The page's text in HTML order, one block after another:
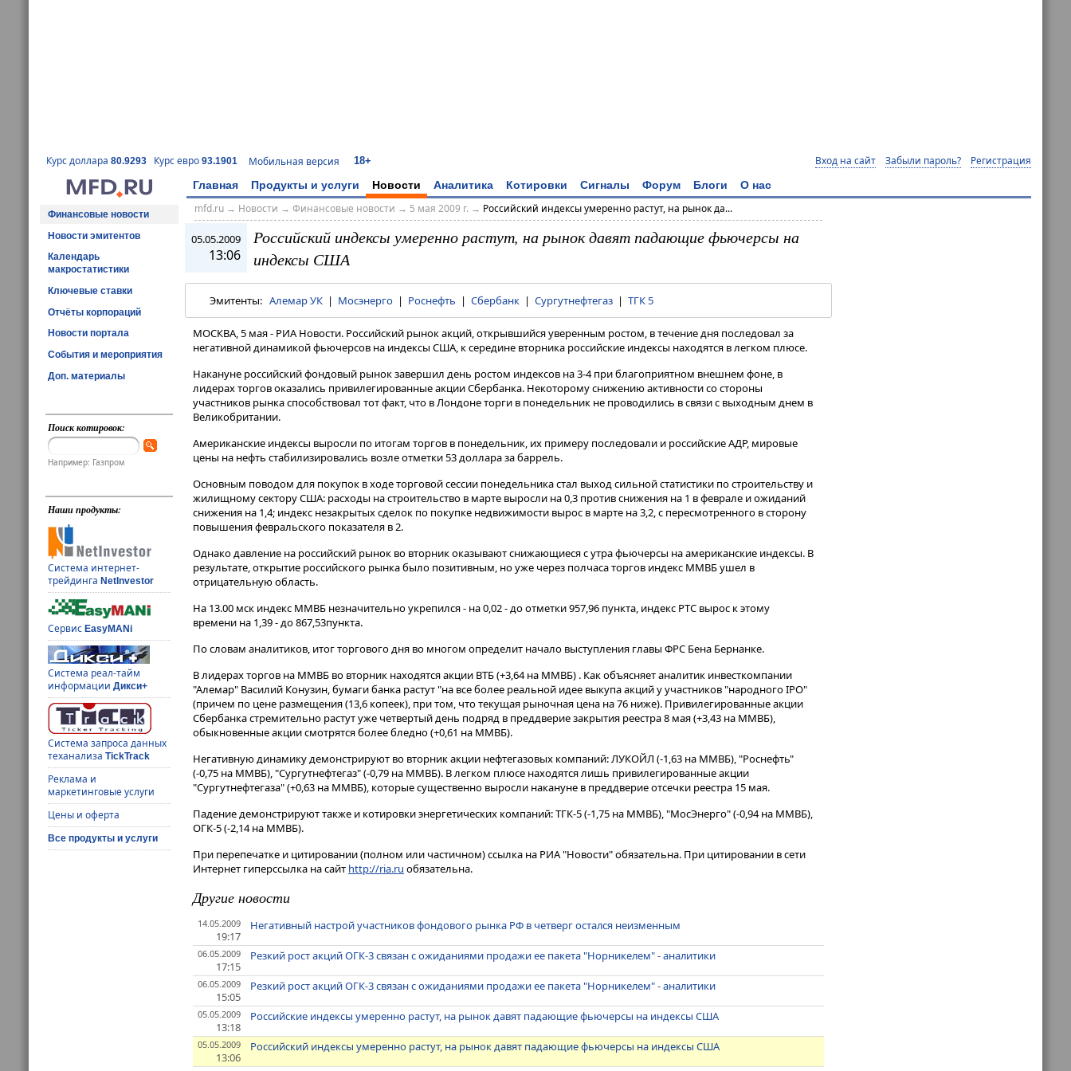
Курс доллара 80.9293 Курс евро 93.1901 Мобильная версия 18+ Вход на сайт Забыли пароль? Регистрация
Главная Продукты и услуги Новости Аналитика Котировки Сигналы Форум Блоги О нас
Финансовые новости
Новости эмитентов
Календарь
макростатистики
Ключевые ставки
Отчёты корпораций
Новости портала
События и мероприятия
Доп. материалы
Поиск котировок:
Например: Газпром
Наши продукты:
Система интернет-
трейдингаNetInvestor
СервисEasyMANi
Система реал-тайм
информацииДикси+
Система запроса данных
теханализаTickTrack
Реклама и
маркетинговые услуги
Цены и оферта
Все продукты и услуги
mfd.ru→ Новости → Финансовые новости → 5 мая 2009 г. → Российский индексы умеренно растут, на рынок да...
05.05.2009
13:06
Российский индексы умеренно растут, на рынок давят падающие фьючерсы на
индексы США
Эмитенты: Алемар УК | Мосэнерго | Роснефть | Сбербанк | Сургутнефтегаз | ТГК 5
МОСКВА, 5 мая - РИА Новости. Российский рынок акций, открывшийся уверенным ростом, в течение дня последовал за
негативной динамикой фьючерсов на индексы США, к середине вторника российские индексы находятся в легком плюсе.
Накануне российский фондовый рынок завершил день ростом индексов на 3-4 при благоприятном внешнем фоне, в
лидерах торгов оказались привилегированные акции Сбербанка. Некоторому снижению активности со стороны
участников рынка способствовал тот факт, что в Лондоне торги в понедельник не проводились в связи с выходным днем в
Великобритании.
Американские индексы выросли по итогам торгов в понедельник, их примеру последовали и российские АДР, мировые
цены на нефть стабилизировались возле отметки 53 доллара за баррель.
Основным поводом для покупок в ходе торговой сессии понедельника стал выход сильной статистики по строительству и
жилищному сектору США: расходы на строительство в марте выросли на 0,3 против снижения на 1 в феврале и ожиданий
снижения на 1,4; индекс незакрытых сделок по покупке недвижимости вырос в марте на 3,2, с пересмотренного в сторону
повышения февральского показателя в 2.
Однако давление на российский рынок во вторник оказывают снижающиеся с утра фьючерсы на американские индексы. В
результате, открытие российского рынка было позитивным, но уже через полчаса торгов индекс ММВБ ушел в
отрицательную область.
На 13.00 мск индекс ММВБ незначительно укрепился - на 0,02 - до отметки 957,96 пункта, индекс РТС вырос к этому
времени на 1,39 - до 867,53пункта.
По словам аналитиков, итог торгового дня во многом определит начало выступления главы ФРС Бена Бернанке.
В лидерах торгов на ММВБ во вторник находятся акции ВТБ (+3,64 на ММВБ) . Как объясняет аналитик инвесткомпании
"Алемар" Василий Конузин, бумаги банка растут "на все более реальной идее выкупа акций у участников "народного IPO"
(причем по цене размещения (13,6 копеек), при том, что текущая рыночная цена на 76 ниже). Привилегированные акции
Сбербанка стремительно растут уже четвертый день подряд в преддверие закрытия реестра 8 мая (+3,43 на ММВБ),
обыкновенные акции смотрятся более бледно (+0,61 на ММВБ).
Негативную динамику демонстрируют во вторник акции нефтегазовых компаний: ЛУКОЙЛ (-1,63 на ММВБ), "Роснефть"
(-0,75 на ММВБ), "Сургутнефтегаз" (-0,79 на ММВБ). В легком плюсе находятся лишь привилегированные акции
"Сургутнефтегаза" (+0,63 на ММВБ), которые существенно выросли накануне в преддверие отсечки реестра 15 мая.
Падение демонстрируют также и котировки энергетических компаний: ТГК-5 (-1,75 на ММВБ), "МосЭнерго" (-0,94 на ММВБ),
ОГК-5 (-2,14 на ММВБ).
При перепечатке и цитировании (полном или частичном) ссылка на РИА "Новости" обязательна. При цитировании в сети
Интернет гиперссылка на сайт http://ria.ru обязательна.
Другие новости
14.05.2009
19:17
Негативный настрой участников фондового рынка РФ в четверг остался неизменным
06.05.2009
17:15
Резкий рост акций ОГК-3 связан с ожиданиями продажи ее пакета "Норникелем" - аналитики
06.05.2009
15:05
Резкий рост акций ОГК-3 связан с ожиданиями продажи ее пакета "Норникелем" - аналитики
05.05.2009
13:18
Российские индексы умеренно растут, на рынок давят падающие фьючерсы на индексы США
05.05.2009
13:06
Российский индексы умеренно растут, на рынок давят падающие фьючерсы на индексы США